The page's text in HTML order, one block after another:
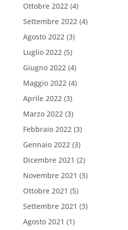
Ottobre 2022(4)
Settembre 2022(4)
Agosto 2022(3)
Luglio 2022(5)
Giugno 2022(4)
Maggio 2022(4)
Aprile 2022(3)
Marzo 2022(3)
Febbraio 2022(3)
Gennaio 2022(3)
Dicembre 2021 (2)
Novembre 2021 (3)
Ottobre 2021 (5)
Settembre 2021 (3)
Agosto 2021 (1)